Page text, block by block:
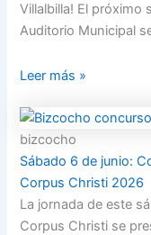
Villalbilla! El próximo
Auditorio Municipal
Leer más »
bizcocho
Sábado 6 de junio:
Corpus Christi 2026
La jornada de este
Corpus Christi se